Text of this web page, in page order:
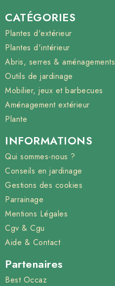
CATÉGORIES
Plantes d'extérieur
Plantes d'intérieur
Abris, serres & aménagements
Outils de jardinage
Mobilier, jeux et barbecues
Aménagement extérieur
Plante
INFORMATIONS
Qui sommes-nous ?
Conseils en jardinage
Gestions des cookies
Parrainage
Mentions Légales
Cgv & Cgu
Aide & Contact
Partenaires
Best Occaz